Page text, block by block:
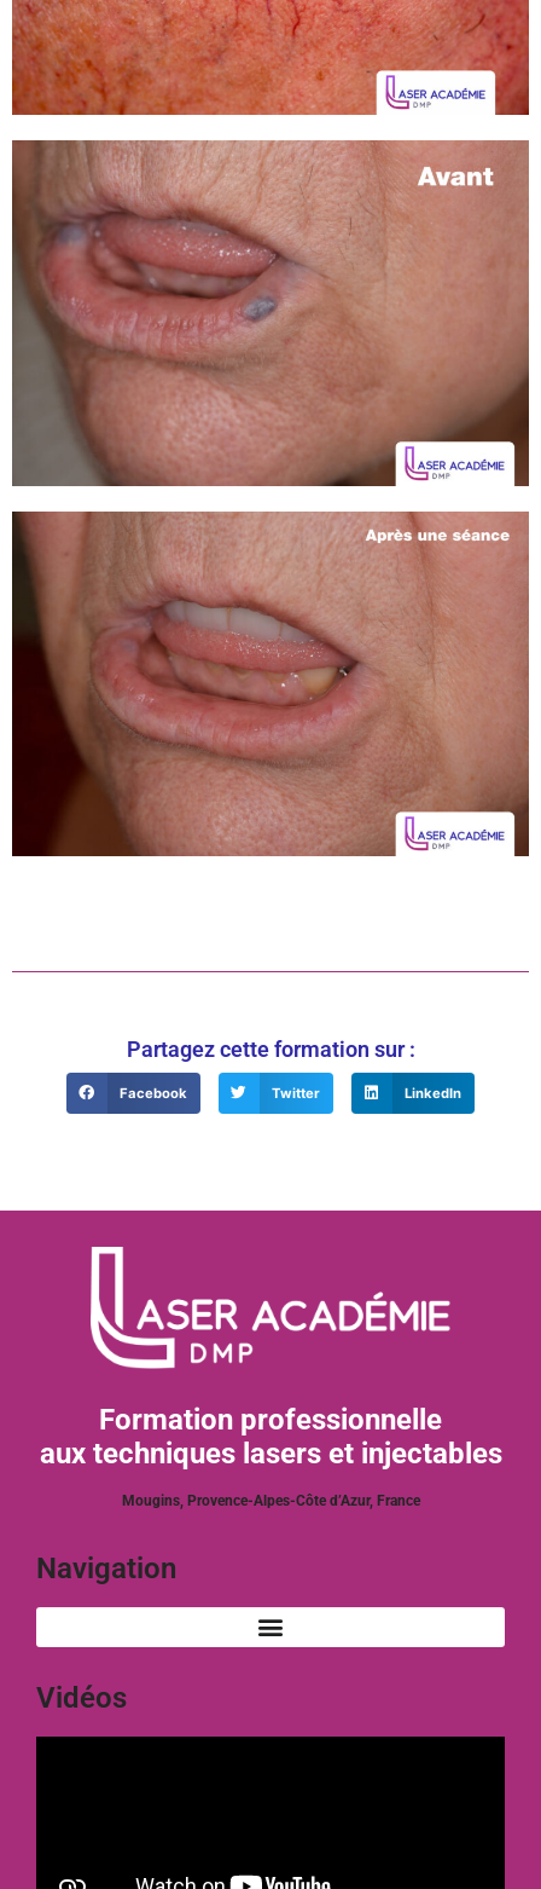
Partagez cette formation sur :
Facebook Twitter LinkedIn
Formation professionnelle
aux techniques lasers et injectables
Mougins, Provence-Alpes-Côte d’Azur, France
Navigation
Vidéos